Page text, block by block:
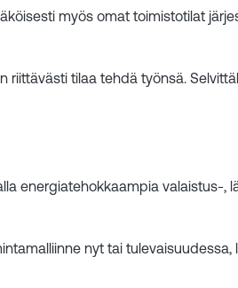
myös omat toimistotilat
tilaa tehdä työnsä.
energiatehokkaampia valaistus-,
nyt tai